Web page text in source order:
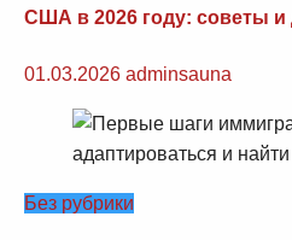
США в 2026 году: советы и
01.03.2026 adminsauna
Без рубрики